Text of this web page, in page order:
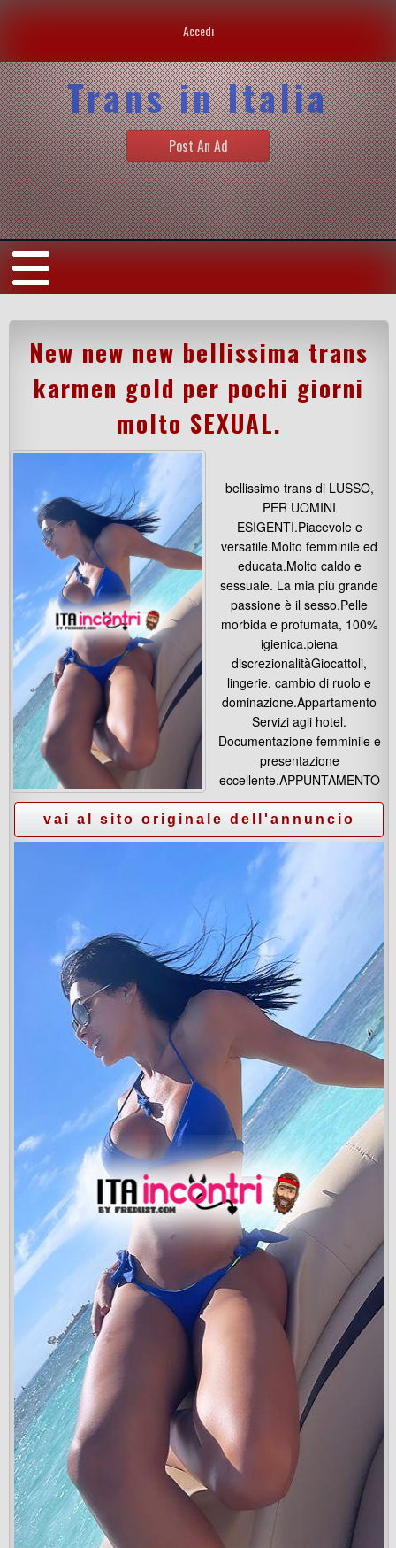
Accedi
Trans in Italia
Post An Ad
New new new bellissima trans
karmen gold per pochi giorni
molto SEXUAL.
bellissimo trans di LUSSO,
PER UOMINI
ESIGENTI.Piacevole e
versatile.Molto femminile ed
educata.Molto caldo e
sessuale. La mia più grande
passione è il sesso.Pelle
morbida e profumata, 100%
igienica.piena
discrezionalitàGiocattoli,
lingerie, cambio di ruolo e
dominazione.Appartamento
Servizi agli hotel.
Documentazione femminile e
presentazione
eccellente.APPUNTAMENTO